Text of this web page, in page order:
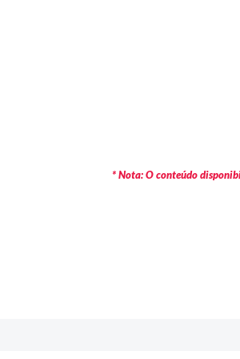
* Nota: O conteúdo